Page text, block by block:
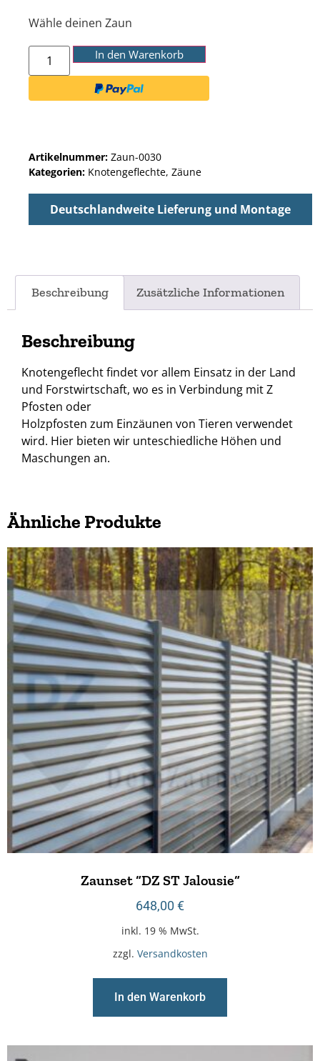
Wähle deinen Zaun
In den Warenkorb
Artikelnummer: Zaun-0030
Kategorien: Knotengeflechte, Zäune
Deutschlandweite Lieferung und Montage
Beschreibung Zusätzliche Informationen
Beschreibung
Knotengeflecht findet vor allem Einsatz in der Land
und Forstwirtschaft, wo es in Verbindung mit Z
Pfosten oder
Holzpfosten zum Einzäunen von Tieren verwendet
wird. Hier bieten wir unteschiedliche Höhen und
Maschungen an.
Ähnliche Produkte
Zaunset “DZ ST Jalousie“
648,00 €
inkl. 19 % MwSt.
zzgl. Versandkosten
In den Warenkorb